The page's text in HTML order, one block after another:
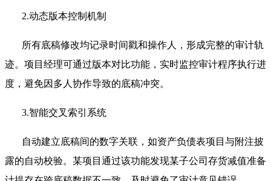
2.动态版本控制机制
所有底稿修改均记录时间戳和操作人，形成完整的审计轨
迹。项目经理可通过版本对比功能，实时监控审计程序执行进
度，避免因多人协作导致的底稿冲突。
3.智能交叉索引系统
自动建立底稿间的数字关联，如资产负债表项目与附注披
露的自动校验。某项目通过该功能发现某子公司存货减值准备